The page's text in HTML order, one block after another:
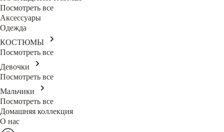
Посмотреть все
Аксессуары
Одежда
КОСТЮМЫ
Посмотреть все
Девочки
Посмотреть все
Мальчики
Посмотреть все
Домашняя коллекция
О нас